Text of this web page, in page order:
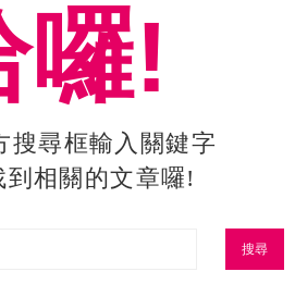
囉!
搜尋框輸入關鍵字
到相關的文章囉!